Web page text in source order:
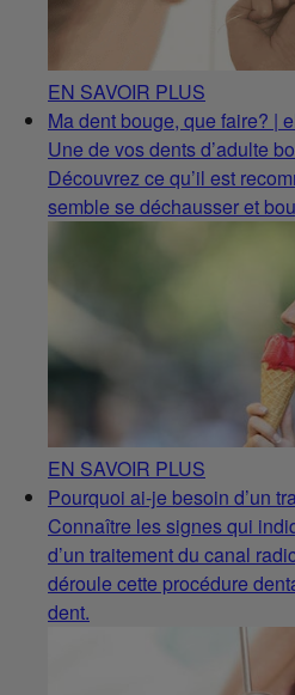
EN SAVOIR PLUS
Ma dent bouge, que faire? |
Une de vos dents d’adulte
Découvrez ce qu’il est
semble se déchausser et
EN SAVOIR PLUS
Pourquoi ai-je besoin d’un
Connaître les signes qui
d’un traitement du canal
déroule cette procédure
dent.